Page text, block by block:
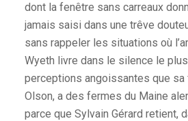
dont la fenêtre sans carreaux
jamais saisi dans une trêve
sans rappeler les situations où
Wyeth livre dans le silence le
perceptions angoissantes que sa
Olson, a des fermes du Maine
parce que Sylvain Gérard retient,